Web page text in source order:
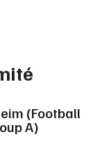
(Football
A)